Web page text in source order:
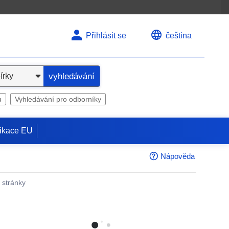
Přihlásit se čeština
vyhledávání
Vyhledávání pro odborníky
EU
Nápověda
stránky